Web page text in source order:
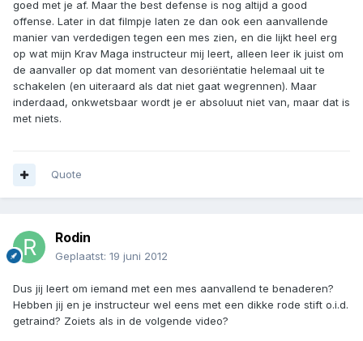
goed met je af. Maar the best defense is nog altijd a good
offense. Later in dat filmpje laten ze dan ook een aanvallende
manier van verdedigen tegen een mes zien, en die lijkt heel erg
op wat mijn Krav Maga instructeur mij leert, alleen leer ik juist om
de aanvaller op dat moment van desoriëntatie helemaal uit te
schakelen (en uiteraard als dat niet gaat wegrennen). Maar
inderdaad, onkwetsbaar wordt je er absoluut niet van, maar dat is
met niets.
Quote
Rodin
Geplaatst: 19 juni 2012
Dus jij leert om iemand met een mes aanvallend te benaderen?
Hebben jij en je instructeur wel eens met een dikke rode stift o.i.d.
getraind? Zoiets als in de volgende video?